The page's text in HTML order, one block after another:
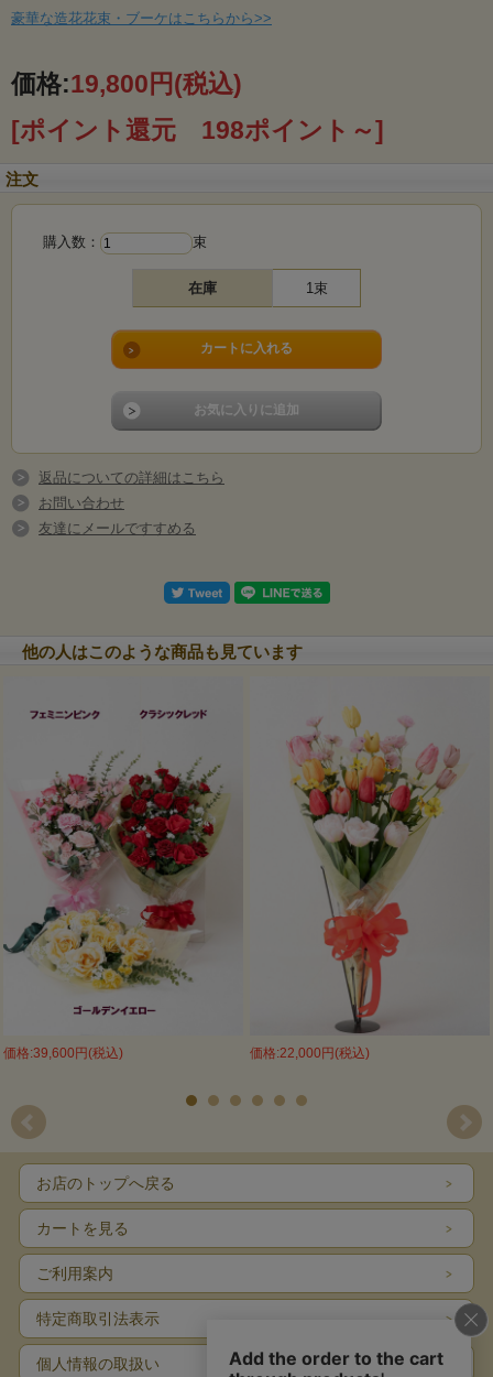
豪華な造花花束・ブーケはこちらから>>
価格:19,800円(税込)
[ポイント還元 198ポイント～]
注文
購入数： 束
在庫 1束
返品についての詳細はこちら
お問い合わせ
友達にメールですすめる
他の人はこのような商品も見ています
価格:39,600円(税込) 価格:22,000円(税込)
お店のトップへ戻る
カートを見る
ご利用案内
特定商取引法表示
個人情報の取扱い